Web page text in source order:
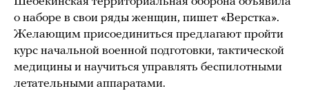
о наборе в свои ряды женщин, пишет «Верстка».
Желающим присоединиться предлагают пройти
курс начальной военной подготовки, тактической
медицины и научиться управлять беспилотными
летательными аппаратами.